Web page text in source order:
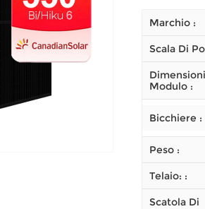
Marchio :
Scala Di
Modulo :
Bicchiere :
Peso :
Telaio: :
Scatola Di